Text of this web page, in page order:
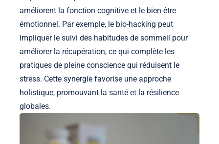
améliorent la fonction cognitive et le bien-être
émotionnel. Par exemple, le bio-hacking peut
impliquer le suivi des habitudes de sommeil pour
améliorer la récupération, ce qui complète les
pratiques de pleine conscience qui réduisent le
stress. Cette synergie favorise une approche
holistique, promouvant la santé et la résilience
globales.